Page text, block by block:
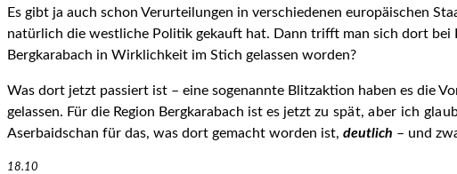
Es gibt ja auch schon Verurteilungen in verschiedenen europäischen
natürlich die westliche Politik gekauft hat. Dann trifft man sich dort bei
Bergkarabach in Wirklichkeit im Stich gelassen worden?
Was dort jetzt passiert ist – eine sogenannte Blitzaktion haben es die
gelassen. Für die Region Bergkarabach ist es jetzt zu spät, aber ich
Aserbaidschan für das, was dort gemacht worden ist, deutlich – und
18.10